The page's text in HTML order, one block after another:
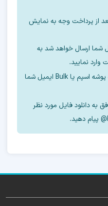
هارد ضمیمه آموزش
برای تعویض هارد
جیتگ ، مدوسا و …
از پرداخت وجه به نمایش
شما ارسال خواهد شد به
نمایید.
ممکن است ایمیل ارسالی به پوشه اسپم یا Bulk ایمیل شما
به دانلود فایل مورد نظر